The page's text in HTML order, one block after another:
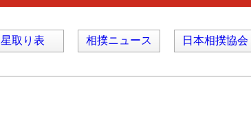
日本相撲協会
相撲ニュース
星取り表